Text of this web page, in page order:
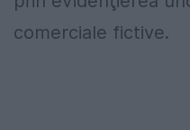
comerciale fictive.